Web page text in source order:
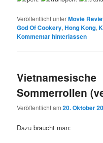
Veröffentlicht unterMovie
God Of Cookery,Hong Kong,
Kommentar hinterlassen
Vietnamesische
Sommerrollen
Veröffentlicht am20. Oktober
Dazu braucht man: